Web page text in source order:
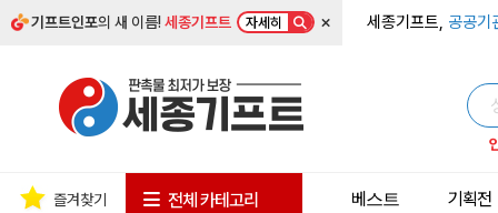
기프트인포의 새 이름!세종기프트 자세히 × 세종기프트, 공공기
즐겨찾기 전체 카테고리
베스트
기획전